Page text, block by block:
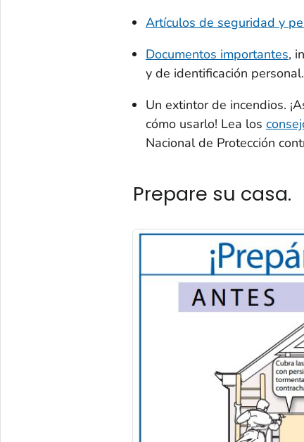
Artículos de seguridad y
Documentos importantes,
y de identificación personal.
Un extintor de incendios.
cómo usarlo! Lea los
Nacional de Protección
Prepare su casa.